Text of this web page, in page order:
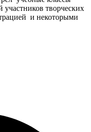
творческих
и некоторыми